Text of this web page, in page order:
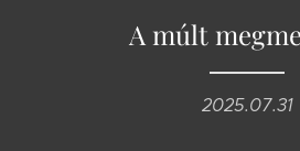
A múlt
2025.07.31